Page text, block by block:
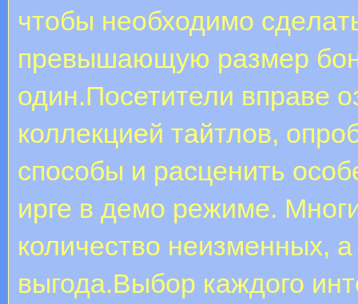
чтобы необходимо
превышающую размер
один.Посетители вправе
коллекцией тайтлов,
способы и расценить
ирге в демо режиме.
количество неизменных,
выгода.Выбор каждого